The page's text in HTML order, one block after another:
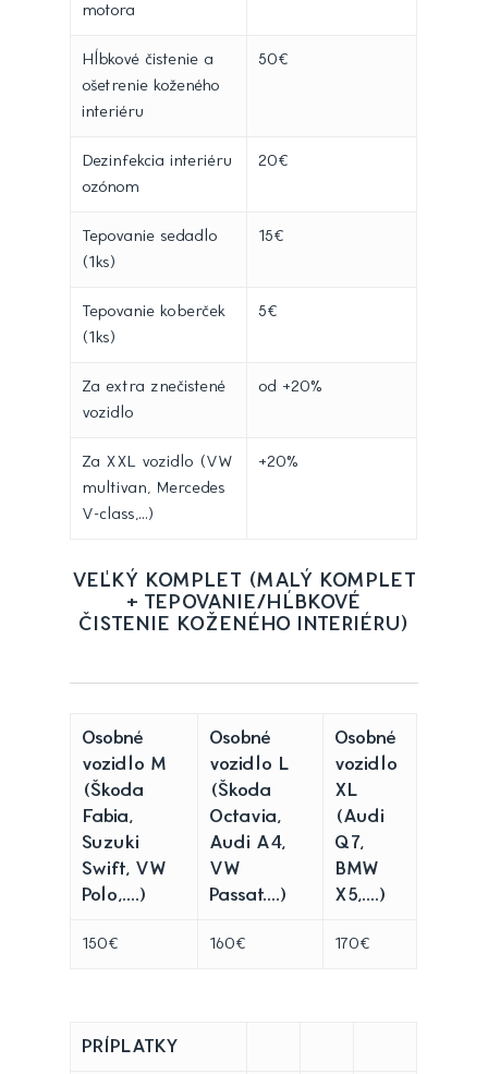
motora
Hĺbkové čistenie a
ošetrenie koženého
interiéru
50€
Dezinfekcia interiéru
ozónom
20€
Tepovanie sedadlo
(1ks)
15€
Tepovanie koberček
(1ks)
5€
Za extra znečistené
vozidlo
od +20%
Za XXL vozidlo (VW
multivan, Mercedes
V-class,...)
+20%
VEĽKÝ KOMPLET (MALÝ KOMPLET
+ TEPOVANIE/HĹBKOVÉ
ČISTENIE KOŽENÉHO INTERIÉRU)
Osobné
vozidlo M
(Škoda
Fabia,
Suzuki
Swift, VW
Polo,....)
Osobné
vozidlo L
(Škoda
Octavia,
Audi A4,
VW
Passat....)
Osobné
vozidlo
XL
(Audi
Q7,
BMW
X5,....)
150€ 160€ 170€
PRÍPLATKY